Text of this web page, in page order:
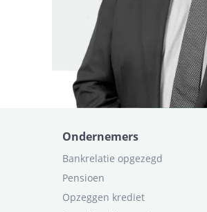
Ondernemers
Bankrelatie opgezegd
Pensioen
Opzeggen krediet